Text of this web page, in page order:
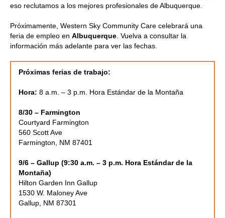
eso reclutamos a los mejores profesionales de Albuquerque.
Próximamente, Western Sky Community Care celebrará una
feria de empleo en Albuquerque . Vuelva a consultar la
información más adelante para ver las fechas.
Próximas ferias de trabajo:
Hora: 8 a.m. – 3 p.m. Hora Estándar de la Montaña
8/30 – Farmington
Courtyard Farmington
560 Scott Ave
Farmington, NM 87401
9/6 – Gallup (9:30 a.m. – 3 p.m. Hora Estándar de la
Montaña)
Hilton Garden Inn Gallup
1530 W. Maloney Ave
Gallup, NM 87301